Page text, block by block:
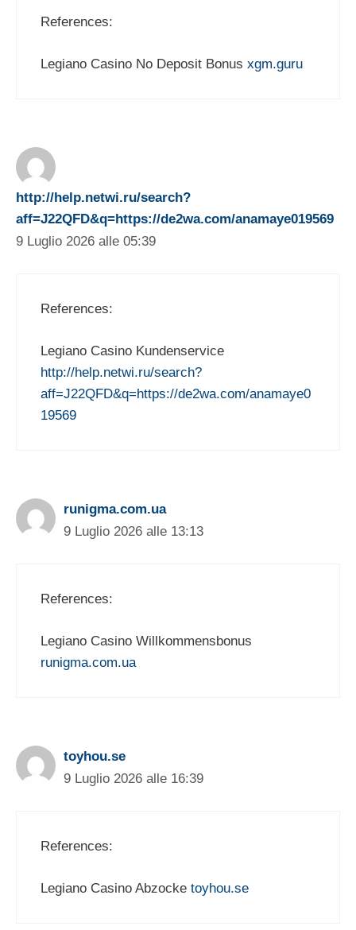
References:
Legiano Casino No Deposit Bonus xgm.guru
http://help.netwi.ru/search?
aff=J22QFD&q=https://de2wa.com/anamaye019569
9 Luglio 2026 alle 05:39
References:
Legiano Casino Kundenservice
http://help.netwi.ru/search?
aff=J22QFD&q=https://de2wa.com/anamaye0
19569
runigma.com.ua
9 Luglio 2026 alle 13:13
References:
Legiano Casino Willkommensbonus
runigma.com.ua
toyhou.se
9 Luglio 2026 alle 16:39
References:
Legiano Casino Abzocke toyhou.se